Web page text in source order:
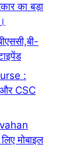
का बड़ा
:
और CSC
मोबाइल